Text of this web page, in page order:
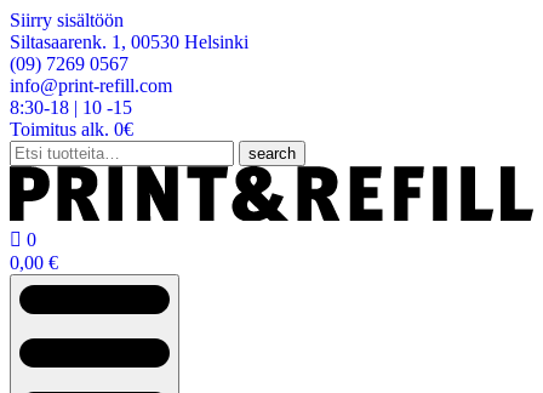
Siirry sisältöön
Siltasaarenk. 1, 00530 Helsinki
(09) 7269 0567
info@print-refill.com
8:30-18 | 10 -15
Toimitus alk. 0€
Etsi:
search
 0
0,00 €